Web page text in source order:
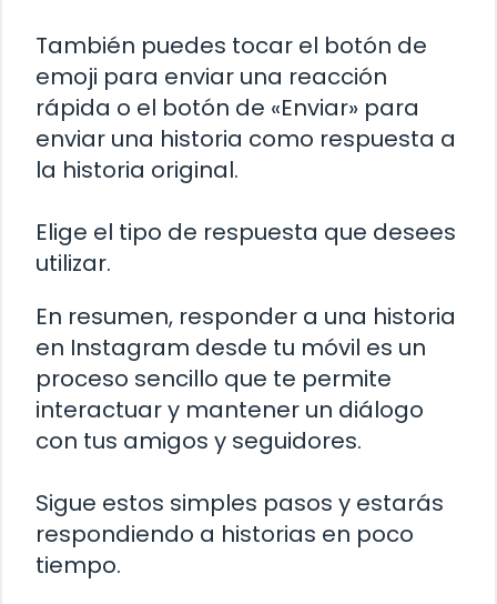
También puedes tocar el botón de
emoji para enviar una reacción
rápida o el botón de «Enviar» para
enviar una historia como respuesta a
la historia original.
Elige el tipo de respuesta que desees
utilizar.
En resumen, responder a una historia
en Instagram desde tu móvil es un
proceso sencillo que te permite
interactuar y mantener un diálogo
con tus amigos y seguidores.
Sigue estos simples pasos y estarás
respondiendo a historias en poco
tiempo.